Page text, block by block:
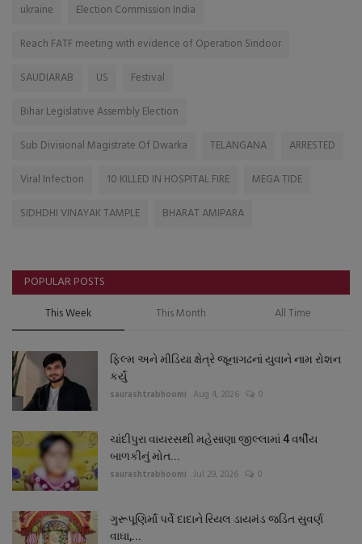
ukraine
Election Commission India
Reach FATF meeting with evidence of Operation Sindoor
SAUDIARAB
US
Festival
Bihar Legislative Assembly Election
Sub Divisional Magistrate Of Dwarka
TELANGANA
ARRESTED
Viral Infection
10 KILLED IN HOSPITAL FIRE
MEGA TIDE
SIDHDHI VINAYAK TAMPLE
BHARAT AMIPARA
POPULAR POSTS
This Week This Month All Time
ફિલ્મ અને મીડિયા ક્ષેત્રે જૂનાગઢનાં યુવાને નામ રોશન
કર્યું
saurashtrabhoomi Aug 4, 2026 0
ચાંદીપુરા વાયરસથી મહેસાણા જીલ્લામાં 4 વર્ષીય
બાળકીનું મોત...
saurashtrabhoomi Jul 29, 2026 0
ગુરૂપૂણિર્માં પર્વે દાદાને રિયલ ડાયમંડ જડિત સુવર્ણ
વાઘા,...